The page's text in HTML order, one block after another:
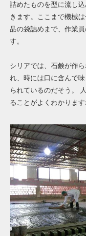
詰めたものを型に流し
きます。ここまで機械
品の袋詰めまで、作業
す。
シリアでは、石鹸が作
れ、時には口に含んで
られているのだそう。
ることがよくわかります